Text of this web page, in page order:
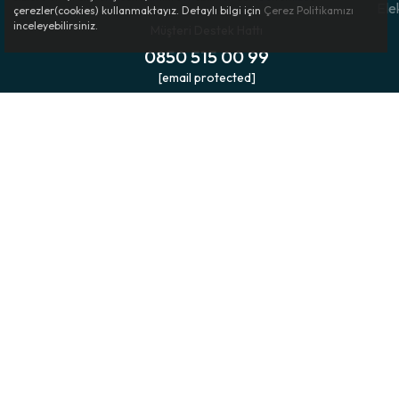
Sıkça Sorulan Sorular
Kadın Premium Lazer Kesim Babet Çorap Ten Rengi hangi
0850 515 00 99
[email protected]
çerezler(cookies) kullanmaktayız. Detaylı bilgi için Çerez Politikamızı
inceleyebilirsiniz.